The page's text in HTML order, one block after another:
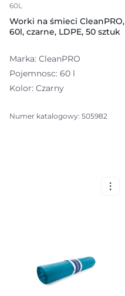
60L
Worki na śmieci CleanPRO,
60l, czarne, LDPE, 50 sztuk
Marka: CleanPRO
Pojemnosc: 60 l
Kolor: Czarny
Numer katalogowy: 505982